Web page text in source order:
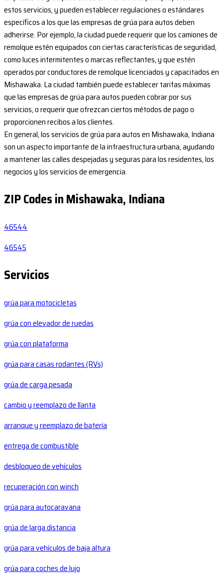
estos servicios, y pueden establecer regulaciones o estándares
específicos a los que las empresas de grúa para autos deben
adherirse. Por ejemplo, la ciudad puede requerir que los camiones de
remolque estén equipados con ciertas características de seguridad,
como luces intermitentes o marcas reflectantes, y que estén
operados por conductores de remolque licenciados y capacitados en
Mishawaka. La ciudad también puede establecer tarifas máximas
que las empresas de grúa para autos pueden cobrar por sus
servicios, o requerir que ofrezcan ciertos métodos de pago o
proporcionen recibos a los clientes.
En general, los servicios de grúa para autos en Mishawaka, Indiana
son un aspecto importante de la infraestructura urbana, ayudando
a mantener las calles despejadas y seguras para los residentes, los
negocios y los servicios de emergencia.
ZIP Codes in Mishawaka, Indiana
46544
46545
Servicios
grúa para motocicletas
grúa con elevador de ruedas
grúa con plataforma
grúa para casas rodantes (RVs)
grúa de carga pesada
cambio y reemplazo de llanta
arranque y reemplazo de batería
entrega de combustible
desbloqueo de vehículos
recuperación con winch
grúa para autocaravana
grúa de larga distancia
grúa para vehículos de baja altura
grúa para coches de lujo